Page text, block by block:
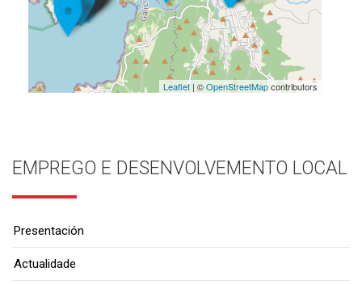
Leaflet| ©OpenStreetMapcontributors
EMPREGO E DESENVOLVEMENTO LOCAL
Presentación
Actualidade